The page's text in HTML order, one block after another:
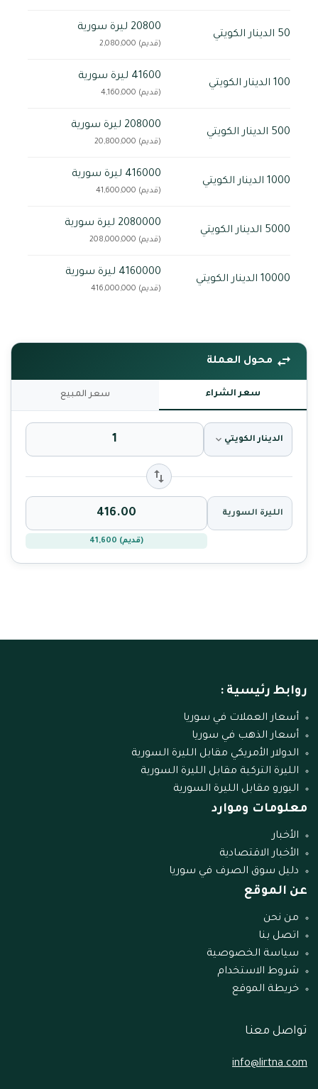
50 الدينار الكويتي
20800 ليرة سورية
(قديم) 2,080,000
100 الدينار الكويتي
41600 ليرة سورية
(قديم) 4,160,000
500 الدينار الكويتي
208000 ليرة سورية
(قديم) 20,800,000
1000 الدينار الكويتي
416000 ليرة سورية
(قديم) 41,600,000
5000 الدينار الكويتي
2080000 ليرة سورية
(قديم) 208,000,000
10000 الدينار الكويتي
4160000 ليرة سورية
(قديم) 416,000,000
محول العملة
سعر الشراء سعر المبيع
الدينار الكويتي
الليرة السورية
(قديم) 41,600
روابط رئيسية :
أسعار العملات في سوريا
أسعار الذهب في سوريا
الدولار الأمريكي مقابل الليرة السورية
الليرة التركية مقابل الليرة السورية
اليورو مقابل الليرة السورية
معلومات وموارد
الأخبار
الأخبار الاقتصادية
دليل سوق الصرف في سوريا
عن الموقع
من نحن
اتصل بنا
سياسة الخصوصية
شروط الاستخدام
خريطة الموقع
تواصل معنا
info@lirtna.com